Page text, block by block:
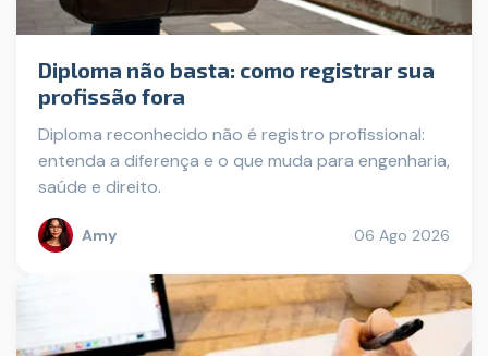
Diploma não basta: como registrar sua
profissão fora
Diploma reconhecido não é registro profissional:
entenda a diferença e o que muda para engenharia,
saúde e direito.
Amy 06 Ago 2026